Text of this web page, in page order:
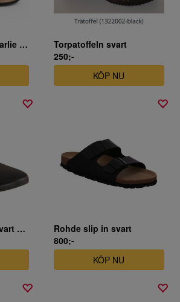
Axelda footwear Charlie slip in svart
Torpatoffeln svart
250;-
KÖP NU
Ortopedisk tofflor svart unisex modell
Rohde slip in svart
800;-
KÖP NU